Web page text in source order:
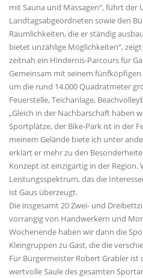
mit Sauna und Massagen“, führt der
Landtagsabgeordneten sowie den
Räumlichkeiten, die er ständig
bietet unzählige Möglichkeiten“,
zeitnah ein Hindernis-Parcours für
Gemeinsam mit seinem
um die rund 14.000 Quadratmeter
Feuerstelle, Teichanlage,
Gleich in der Nachbarschaft haben
Sportplätze, der Bike-Park ist in der
meinem Gelände biete ich unter
erklärt er mehr zu den
Konzept ist einzigartig in der Region.
Leistungsspektrum, das die
ist Gaus überzeugt.
Die insgesamt 20 Zwei- und
vorrangig von Handwerkern und
Wochenende haben wir dann die
Kleingruppen zu Gast, die die
Für Bürgermeister Robert Grabler ist
wertvolle Säule des gesamten